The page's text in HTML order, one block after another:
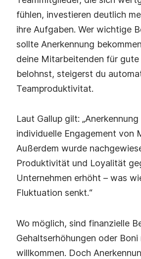
fühlen, investieren deutlich
ihre Aufgaben. Wer wichtige
sollte Anerkennung
deine Mitarbeitenden für gute
belohnst, steigerst du
Teamproduktivitat.
Laut Gallup gilt:
individuelle Engagement von
Außerdem wurde
Produktivität und Loyalität
Unternehmen erhöht – was
Fluktuation senkt.“
Wo möglich, sind finanzielle
Gehaltserhöhungen oder Boni
willkommen. Doch